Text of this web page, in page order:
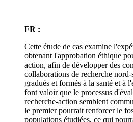
FR :
Cette étude de cas examine
obtenant l'approbation éthique
action, afin de développer des
collaborations de recherche
gradués et formés à la santé et à
font valoir que le processus
recherche-action semblent
le premier pourrait renforcer le
populations étudiées, ce qui